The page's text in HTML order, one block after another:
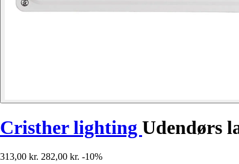
Cristher lighting Udendørs
313,00 kr. 282,00 kr. -10%